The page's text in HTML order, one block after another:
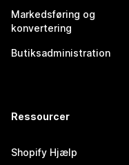
Markedsføring og
konvertering
Butiksadministration
Ressourcer
Shopify Hjælp